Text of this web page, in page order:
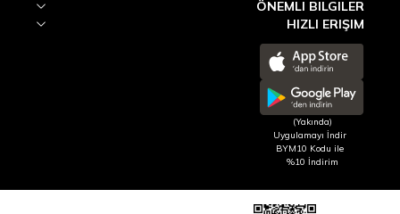
ÖNEMLI BILGILER
HIZLI ERIŞIM
Uygulamayı İndir
BYM10 Kodu ile
%10 İndirim